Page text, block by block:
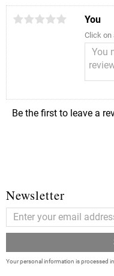
You
Click on
Be the first to leave a
Newsletter
Your personal information is processed